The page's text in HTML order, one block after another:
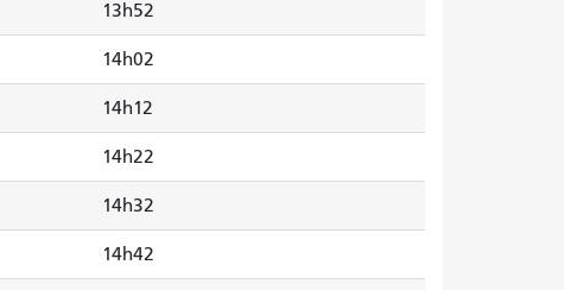
13h52
14h02
14h12
14h22
14h32
14h42